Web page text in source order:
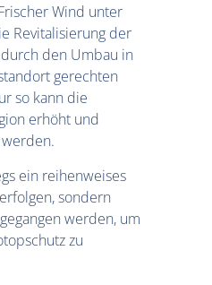
Wind unter
Revitalisierung der
den Umbau in
gerechten
so kann die
erhöht und
ein reihenweises
sondern
werden, um
zu